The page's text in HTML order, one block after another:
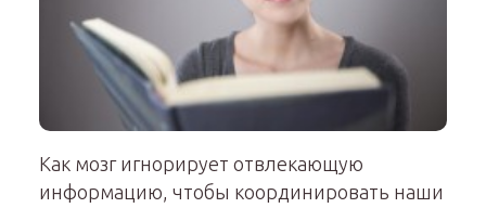
Как мозг игнорирует отвлекающую
информацию, чтобы координировать наши